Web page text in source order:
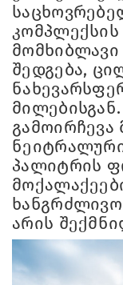
მომხიბლავი
შედგება,
პალიტრის
არის